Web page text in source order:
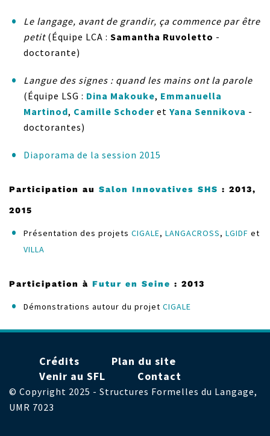
Le langage, avant de grandir, ça commence par être
petit (Équipe LCA : Samantha Ruvoletto -
doctorante)
Langue des signes : quand les mains ont la parole
(Équipe LSG : Dina Makouke, Emmanuella
Martinod, Camille Schoder et Yana Sennikova -
doctorantes)
Diaporama de la session 2015
Participation au Salon Innovatives SHS : 2013,
2015
Présentation des projets CIGALE, LANGACROSS, LGIDF et
VILLA
Participation à Futur en Seine : 2013
Démonstrations autour du projet CIGALE
de
Crédits
Plan du site
Venir au SFL
Contact
© Copyright 2025 - Structures Formelles du Langage,
UMR 7023